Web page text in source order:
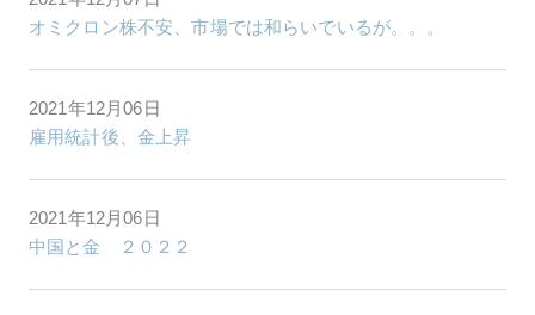
オミクロン株不安、市場では和らいでいるが。。。
2021年12月06日
雇用統計後、金上昇
2021年12月06日
中国と金 ２０２２